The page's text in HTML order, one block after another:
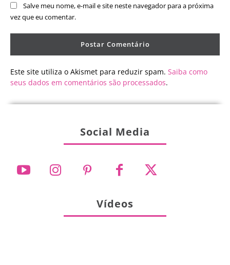
Salve meu nome, e-mail e site neste navegador para a próxima
vez que eu comentar.
Este site utiliza o Akismet para reduzir spam. Saiba como
seus dados em comentários são processados.
Social Media
Vídeos